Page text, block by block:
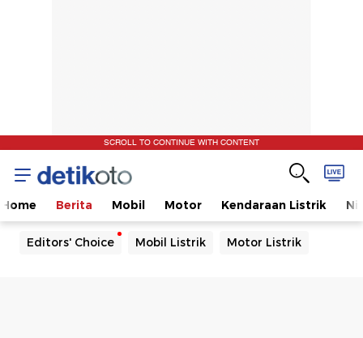
SCROLL TO CONTINUE WITH CONTENT
Home Berita Mobil Motor Kendaraan Listrik
Editors' Choice Mobil Listrik Motor Listrik